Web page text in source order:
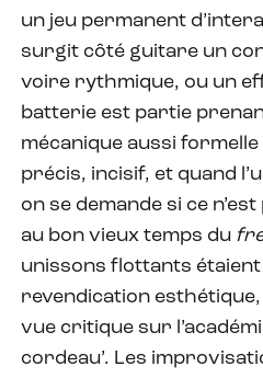
un jeu permanent
surgit côté guitare un
voire rythmique, ou un
batterie est partie
mécanique aussi
précis, incisif, et quand
on se demande si ce
au bon vieux temps du
unissons flottants
revendication
vue critique sur
cordeau’. Les